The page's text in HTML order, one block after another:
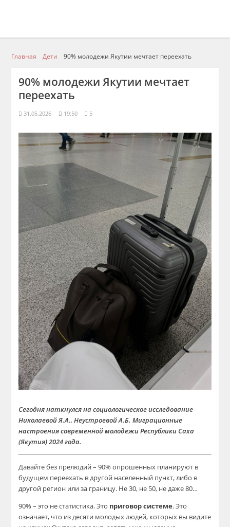
Главная Дети 90% молодежи Якутии мечтает переехать
90% молодежи Якутии мечтает
переехать
31.05.2026 19:50 5
Сегодня наткнулся на социологическое исследование
Николаевой Я.А., Неустроевой А.Б. Миграционные
настроения современной молодежи Республики Саха
(Якутия) 2024 года.
Давайте без прелюдий – 90% опрошенных планируют в
будущем переехать в другой населенный пункт, либо в
другой регион или за границу. Не 30, не 50, не даже 80…
90% – это не статистика. Это приговор системе. Это
означает, что из десяти молодых людей, которых вы видите